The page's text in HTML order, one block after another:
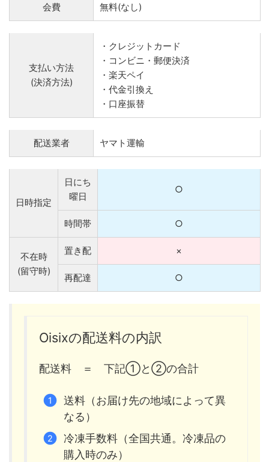
会費 無料(なし)
支払い方法
(決済方法)
・クレジットカード
・コンビニ・郵便決済
・楽天ペイ
・代金引換え
・口座振替
配送業者 ヤマト運輸
日時指定
日にち
曜日
○
時間帯 ○
不在時
(留守時)
置き配 ×
再配達 ○
Oisixの配送料の内訳
配送料 ＝ 下記①と②の合計
送料（お届け先の地域によって異
なる）
冷凍手数料（全国共通。冷凍品の
購入時のみ）